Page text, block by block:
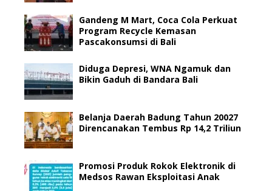
Gandeng M Mart, Coca Cola Perkuat
Program Recycle Kemasan
Pascakonsumsi di Bali
Diduga Depresi, WNA Ngamuk dan
Bikin Gaduh di Bandara Bali
Belanja Daerah Badung Tahun 20027
Direncanakan Tembus Rp 14,2 Triliun
Promosi Produk Rokok Elektronik di
Medsos Rawan Eksploitasi Anak